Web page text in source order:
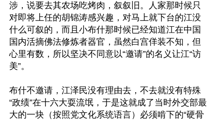
涉，说要去其农场吃烤肉，叙叙旧。人家那时候只
对即将上任的胡锦涛感兴趣，对马上就下台的江没
什么可叙的，而且小布什那时候已经知道江在中国
国内活摘佛法修炼者器官，虽然白宫佯装不知，但
心里有数，所以坚决不同意以“邀请”的名义让江“访
美”。
布什不邀请，江泽民没有理由去，不去就没有特殊
“政绩”在十六大耍流氓，于是这就成了当时外交部最
大的一块（按照党文化系统语言）必须啃下的“硬骨